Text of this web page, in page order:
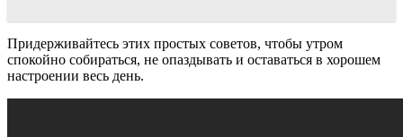
Придерживайтесь этих простых советов, чтобы утром
спокойно собираться, не опаздывать и оставаться в хорошем
настроении весь день.